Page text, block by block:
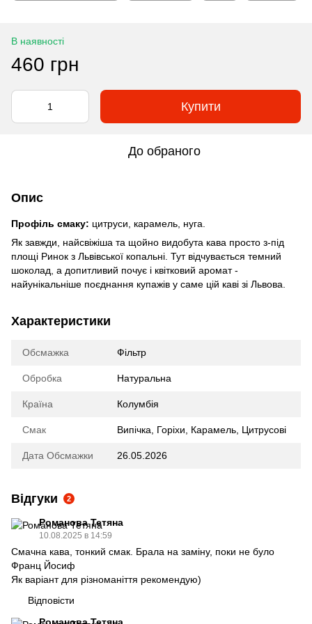
В наявності
460 грн
Купити
До обраного
Опис
Профіль смаку: цитруси, карамель, нуга.
Як завжди, найсвіжіша та щойно видобута кава просто з-під
площі Ринок з Львівської копальні. Тут відчувається темний
шоколад, а допитливий почує і квітковий аромат -
найунікальніше поєднання купажів у саме цій каві зі Львова.
Характеристики
Обсмажка Фільтр
Обробка Натуральна
Країна Колумбія
Смак Випічка Горіхи Карамель Цитрусові
Дата Обсмажки 26.05.2026
Відгуки 2
Романова Тетяна
10.08.2025 в 14:59
Смачна кава, тонкий смак. Брала на заміну, поки не було
Франц Йосиф
Як варіант для різноманіття рекомендую)
Відповісти